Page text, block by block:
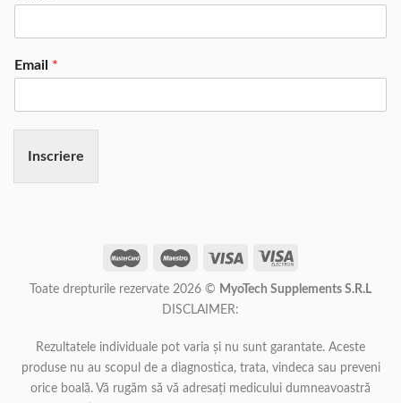
Email *
Inscriere
Toate drepturile rezervate 2026 © MyoTech Supplements S.R.L
DISCLAIMER:
Rezultatele individuale pot varia și nu sunt garantate. Aceste
produse nu au scopul de a diagnostica, trata, vindeca sau preveni
orice boală. Vă rugăm să vă adresați medicului dumneavoastră